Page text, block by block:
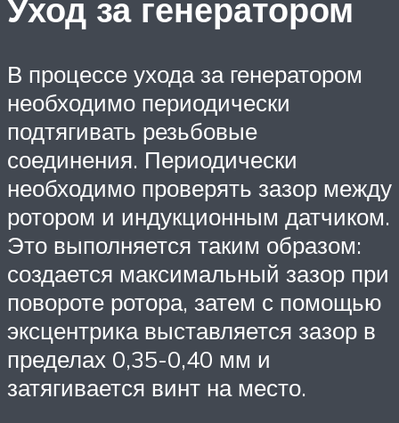
Уход за генератором
В процессе ухода за генератором
необходимо периодически
подтягивать резьбовые
соединения. Периодически
необходимо проверять зазор между
ротором и индукционным датчиком.
Это выполняется таким образом:
создается максимальный зазор при
повороте ротора, затем с помощью
эксцентрика выставляется зазор в
пределах 0,35-0,40 мм и
затягивается винт на место.